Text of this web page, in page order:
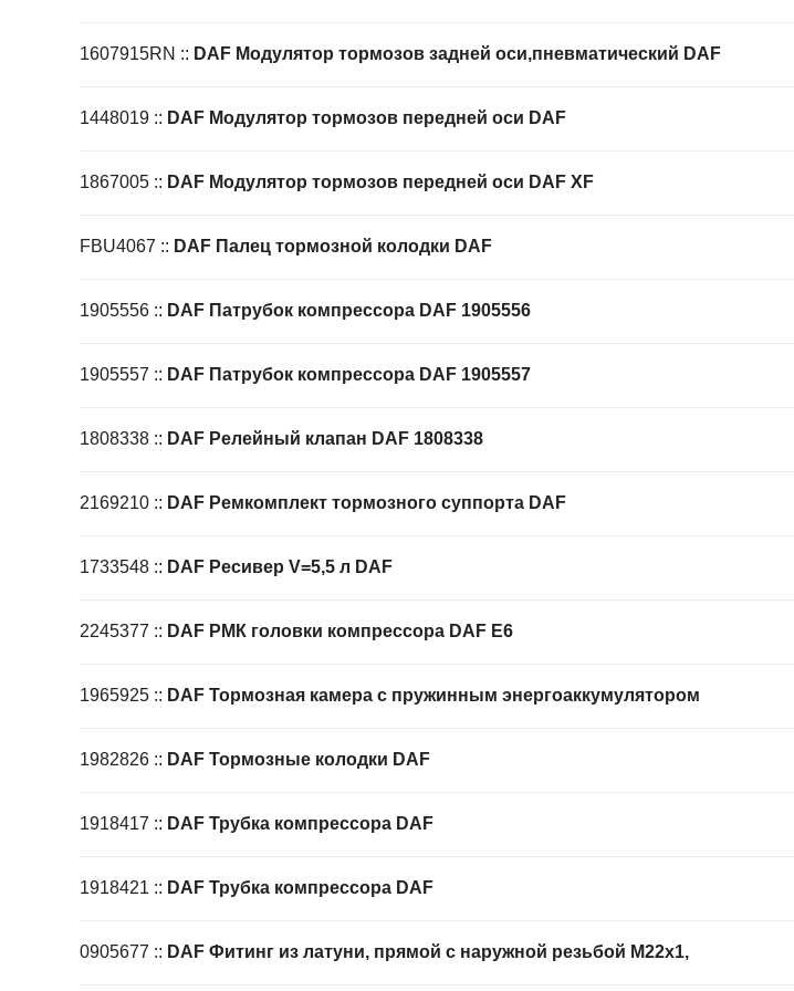
1607915RN :: DAF Модулятор тормозов задней оси,пневматический DAF
1448019 :: DAF Модулятор тормозов передней оси DAF
1867005 :: DAF Модулятор тормозов передней оси DAF XF
FBU4067 :: DAF Палец тормозной колодки DAF
1905556 :: DAF Патрубок компрессора DAF 1905556
1905557 :: DAF Патрубок компрессора DAF 1905557
1808338 :: DAF Релейный клапан DAF 1808338
2169210 :: DAF Ремкомплект тормозного суппорта DAF
1733548 :: DAF Ресивер V=5,5 л DAF
2245377 :: DAF РМК головки компрессора DAF E6
1965925 :: DAF Тормозная камера с пружинным энергоаккумулятором
1982826 :: DAF Тормозные колодки DAF
1918417 :: DAF Трубка компрессора DAF
1918421 :: DAF Трубка компрессора DAF
0905677 :: DAF Фитинг из латуни, прямой с наружной резьбой М22х1,